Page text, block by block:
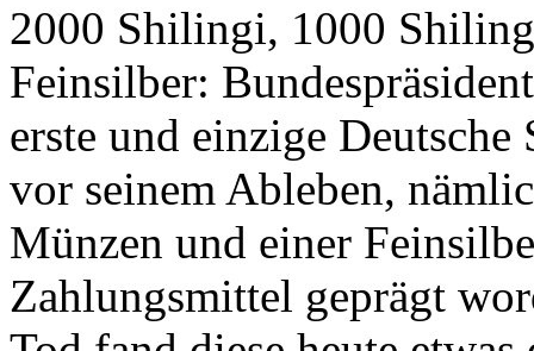
2000 Shilingi, 1000
Feinsilber:
erste und einzige Deutsche
vor seinem Ableben,
Münzen und einer
Zahlungsmittel geprägt